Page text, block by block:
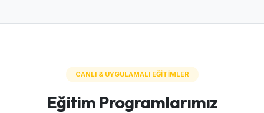
CANLI & UYGULAMALI EĞİTİMLER
Eğitim Programlarımız